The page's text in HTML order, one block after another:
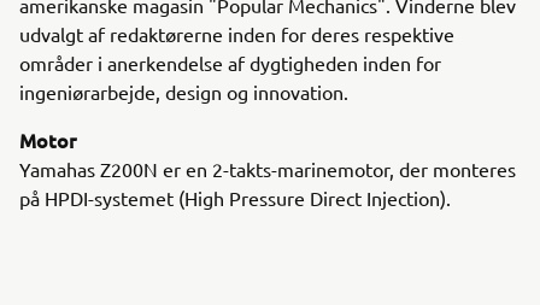
amerikanske magasin "Popular Mechanics". Vinderne blev
udvalgt af redaktørerne inden for deres respektive
områder i anerkendelse af dygtigheden inden for
ingeniørarbejde, design og innovation.
Motor
Yamahas Z200N er en 2-takts-marinemotor, der monteres
på HPDI-systemet (High Pressure Direct Injection).